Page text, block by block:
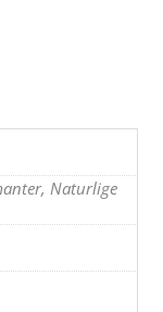
Naturlige